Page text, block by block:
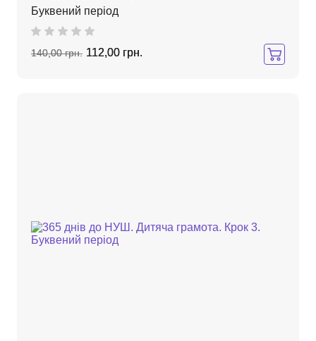
Буквений період
140,00 грн. 112,00 грн.